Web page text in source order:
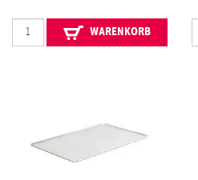
WARENKORB